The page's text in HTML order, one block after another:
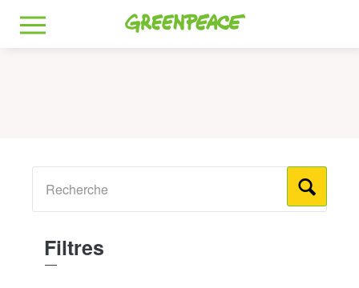
Greenpeace
MENU
Filtres